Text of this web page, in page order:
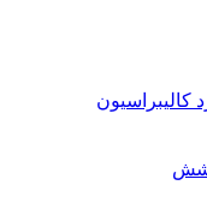
کالیبراسیون